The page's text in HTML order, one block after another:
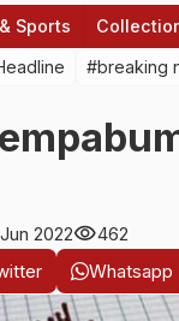
Sports
#breaking
2022visibility462
Whatsapp